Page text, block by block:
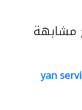
مشابهة
yan